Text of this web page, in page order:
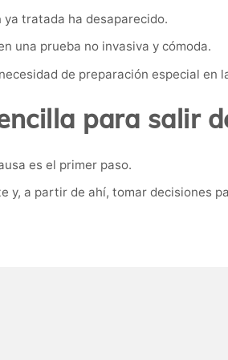
tratada ha desaparecido.
una prueba no invasiva y cómoda.
de preparación especial en
para salir
es el primer paso.
a partir de ahí, tomar decisiones